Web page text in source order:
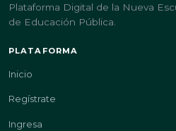
Plataforma Digital de la Nueva
de Educación Pública.
PLATAFORMA
Inicio
Regístrate
Ingresa